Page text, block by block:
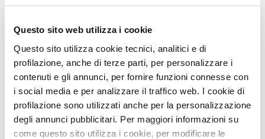
Questo sito web utilizza i cookie
Questo sito utilizza cookie tecnici, analitici e di
profilazione, anche di terze parti, per personalizzare i
contenuti e gli annunci, per fornire funzioni connesse con
i social media e per analizzare il traffico web. I cookie di
profilazione sono utilizzati anche per la personalizzazione
degli annunci pubblicitari. Per maggiori informazioni su
come questo sito utilizza i cookie, per modificare le
r
g
e
n
i
e
s
t
r